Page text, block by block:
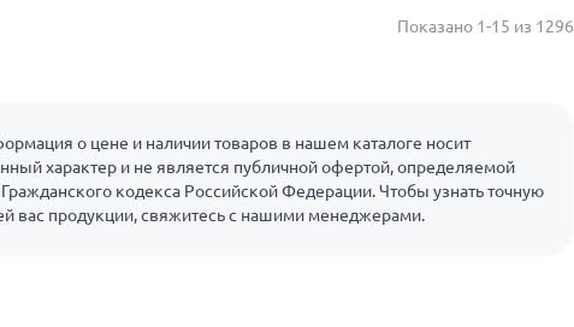
Показано 1-15 из 1296
о цене и наличии товаров в нашем каталоге носит
характер и не является публичной офертой, определяемой
кодекса Российской Федерации. Чтобы узнать точную
вас продукции, свяжитесь с нашими менеджерами.